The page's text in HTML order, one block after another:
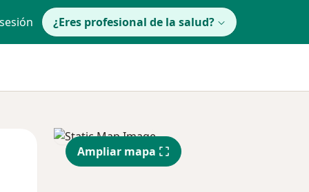
¿Eres profesional de la salud?
Vie
14 Ago
Sáb
15 Ago
Ampliar mapa